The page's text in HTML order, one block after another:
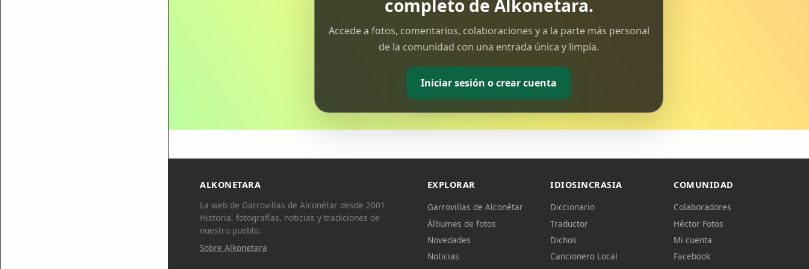
completo de Alkonetara.
Accede a fotos, comentarios, colaboraciones y a la parte más personal
de la comunidad con una entrada única y limpia.
Iniciar sesión o crear cuenta
ALKONETARA
La web de Garrovillas de Alconétar desde 2001.
Historia, fotografías, noticias y tradiciones de
nuestro pueblo.
Sobre Alkonetara
EXPLORAR
Garrovillas de Alconétar
Álbumes de fotos
Novedades
Noticias
IDIOSINCRASIA
Diccionario
Traductor
Dichos
Cancionero Local
COMUNIDAD
Colaboradores
Héctor Fotos
Mi cuenta
Facebook